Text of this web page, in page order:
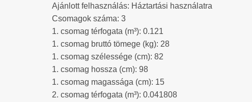
Ajánlott felhasználás: Háztartási használatra
Csomagok száma: 3
1. csomag térfogata (m³): 0.121
1. csomag bruttó tömege (kg): 28
1. csomag szélessége (cm): 82
1. csomag hossza (cm): 98
1. csomag magassága (cm): 15
2. csomag térfogata (m³): 0.041808